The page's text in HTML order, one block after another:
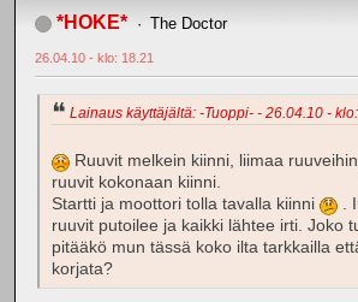
*HOKE* The Doctor
26.04.10 - klo: 18.21
Lainaus käyttäjältä: -Tuoppi- - 26.04.10 -
Ruuvit melkein kiinni, liimaa
ruuvit kokonaan kiinni.
Startti ja moottori tolla tavalla kiinni
.
ruuvit putoilee ja kaikki lähtee irti. Joko
pitääkö mun tässä koko ilta tarkkailla
korjata?